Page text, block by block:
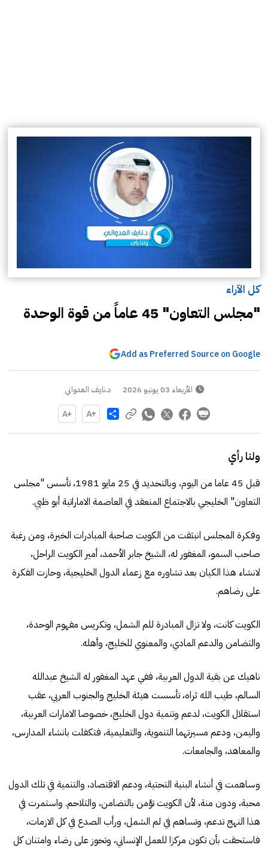
كل الآراء
"مجلس التعاون" 45 عاماً من قوة الوحدة
Add as Preferred Source on Google
الأربعاء 03 يونيو 2026 د.نايف العدواني
Share
ولنا رأي
قبل 45 عاما من اليوم، وبالتحديد في 25 مايو 1981، تأسس "مجلس
التعاون" الخليجي بالاجتماع المنعقد في العاصمة الاماراتية أبو ظبي.
وفكرة المجلس انبثقت من الكويت صاحبة المبادرات الخيرة، ومن رغبة
صاحب السمو، المغفور له، الشيخ جابر الأحمد، أمير الكويت الراحل،
لانشاء هذا الكيان بعد تشاوره مع زعماء الدول الخليجية، وحازت الفكرة
على رضاهم.
الكويت كانت، ولا تزال المبادرة للم الشمل، وتكريس مفهوم الوحدة،
والتضامن والدعم المادي، والمعنوي للخليج، وأهله.
ناهيك عن بقية الدول العربية، ففي عهد المغفور له الشيخ عبدالله
السالم، طيب الله ثراه، تأسست هيئة الخليج والجنوب العربي، عقب
استقلال الكويت، لدعم وتنمية دول الخليج، خصوصا الامارات العربية،
واليمن، ودعم مسيرتهما التنموية، والتعليمية، فتكفلت بانشاء المدارس،
والمعاهد، والجامعات.
وساهمت في أنشاء البنية التحتية، ودعم الاقتصاد، والتنمية في تلك الدول
محبة، ودون منة، لأن الكويت تؤمن بالتضامن، والتلاحم. واستمرت في
هذا النهج تدعم، وتساهم في لم الشمل، ورأب الصدع في كل الازمات،
فاستحقت بأن تكون مركزا للعمل الإنساني، وتحوز على رضاء وامتنان كل